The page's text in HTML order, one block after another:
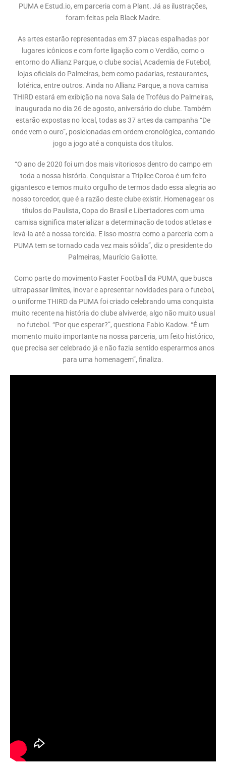
PUMA e Estud.io, em parceria com a Plant. Já as ilustrações,
foram feitas pela Black Madre.
As artes estarão representadas em 37 placas espalhadas por
lugares icônicos e com forte ligação com o Verdão, como o
entorno do Allianz Parque, o clube social, Academia de Futebol,
lojas oficiais do Palmeiras, bem como padarias, restaurantes,
lotérica, entre outros. Ainda no Allianz Parque, a nova camisa
THIRD estará em exibição na nova Sala de Troféus do Palmeiras,
inaugurada no dia 26 de agosto, aniversário do clube. Também
estarão expostas no local, todas as 37 artes da campanha “De
onde vem o ouro”, posicionadas em ordem cronológica, contando
jogo a jogo até a conquista dos títulos.
“O ano de 2020 foi um dos mais vitoriosos dentro do campo em
toda a nossa história. Conquistar a Tríplice Coroa é um feito
gigantesco e temos muito orgulho de termos dado essa alegria ao
nosso torcedor, que é a razão deste clube existir. Homenagear os
títulos do Paulista, Copa do Brasil e Libertadores com uma
camisa significa materializar a determinação de todos atletas e
levá-la até a nossa torcida. E isso mostra como a parceria com a
PUMA tem se tornado cada vez mais sólida”, diz o presidente do
Palmeiras, Maurício Galiotte.
Como parte do movimento Faster Football da PUMA, que busca
ultrapassar limites, inovar e apresentar novidades para o futebol,
o uniforme THIRD da PUMA foi criado celebrando uma conquista
muito recente na história do clube alviverde, algo não muito usual
no futebol. “Por que esperar?”, questiona Fabio Kadow. “É um
momento muito importante na nossa parceria, um feito histórico,
que precisa ser celebrado já e não fazia sentido esperarmos anos
para uma homenagem”, finaliza.